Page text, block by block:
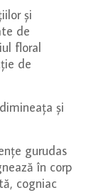
Evaluat la
5.00
pe baza
unei
singure
evaluări
și
de
floral
de
și
gurudas
în corp
cogniac